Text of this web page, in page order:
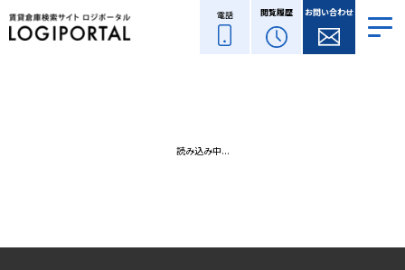
電話 閲覧履歴 お問い合わせ
読み込み中...